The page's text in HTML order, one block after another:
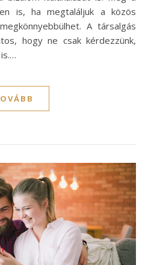
is, ha megtaláljuk a közös
A társalgás
hogy ne csak kérdezzünk,